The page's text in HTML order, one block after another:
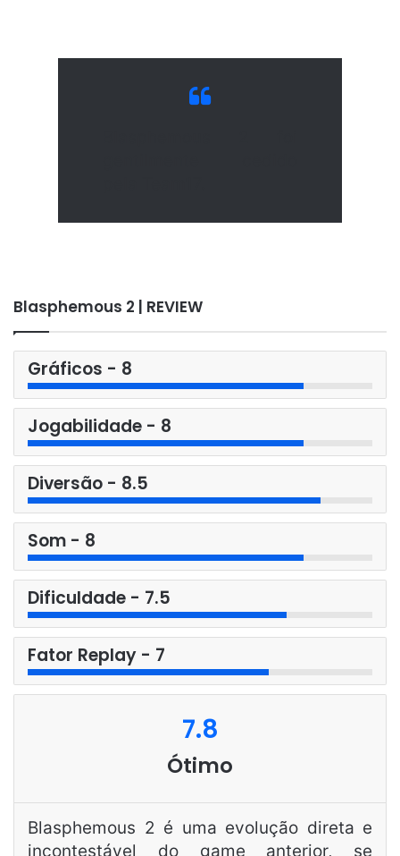
Blasphemous 2 | REVIEW
Gráficos - 8
Jogabilidade - 8
Diversão - 8.5
Som - 8
Dificuldade - 7.5
Fator Replay - 7
7.8
Ótimo
Blasphemous 2 é uma evolução direta e
incontestável do game anterior, se